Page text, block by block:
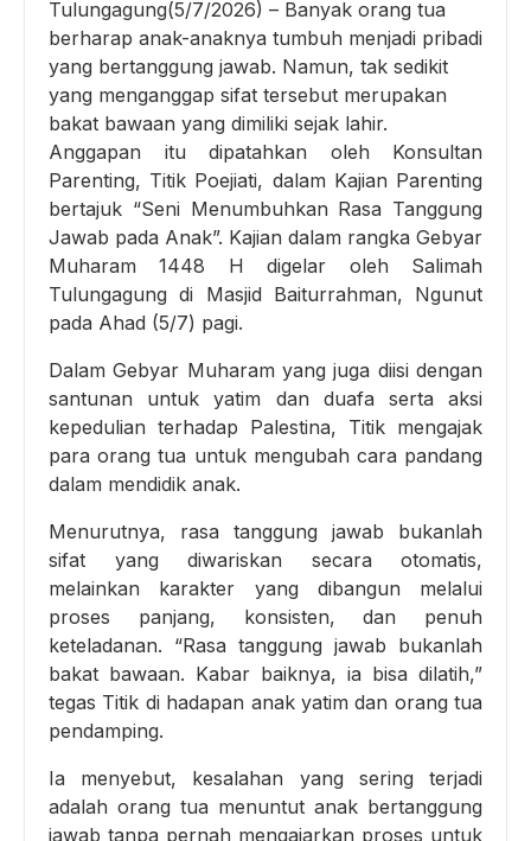
Tulungagung(5/7/2026) – Banyak orang tua
berharap anak-anaknya tumbuh menjadi pribadi
yang bertanggung jawab. Namun, tak sedikit
yang menganggap sifat tersebut merupakan
bakat bawaan yang dimiliki sejak lahir.
Anggapan itu dipatahkan oleh Konsultan
Parenting, Titik Poejiati, dalam Kajian Parenting
bertajuk “Seni Menumbuhkan Rasa Tanggung
Jawab pada Anak”. Kajian dalam rangka Gebyar
Muharam 1448 H digelar oleh Salimah
Tulungagung di Masjid Baiturrahman, Ngunut
pada Ahad (5/7) pagi.
Dalam Gebyar Muharam yang juga diisi dengan
santunan untuk yatim dan duafa serta aksi
kepedulian terhadap Palestina, Titik mengajak
para orang tua untuk mengubah cara pandang
dalam mendidik anak.
Menurutnya, rasa tanggung jawab bukanlah
sifat yang diwariskan secara otomatis,
melainkan karakter yang dibangun melalui
proses panjang, konsisten, dan penuh
keteladanan. “Rasa tanggung jawab bukanlah
bakat bawaan. Kabar baiknya, ia bisa dilatih,”
tegas Titik di hadapan anak yatim dan orang tua
pendamping.
Ia menyebut, kesalahan yang sering terjadi
adalah orang tua menuntut anak bertanggung
jawab tanpa pernah mengajarkan proses untuk